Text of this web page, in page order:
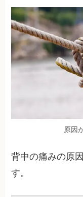
原因
背中の痛みの原
す。